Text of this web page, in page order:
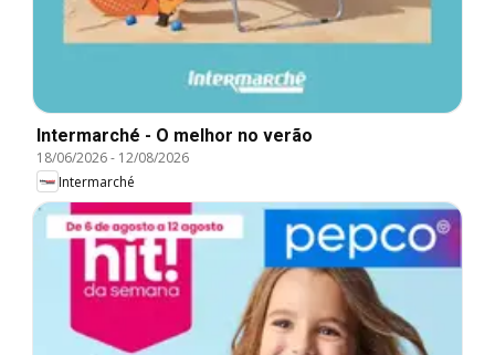
Intermarché - O melhor no verão
18/06/2026- 12/08/2026
Intermarché